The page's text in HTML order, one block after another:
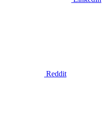
Reddit